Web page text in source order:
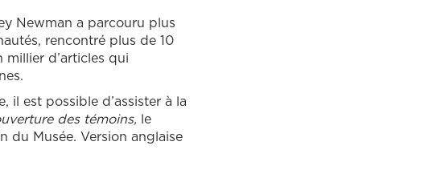
Newman a parcouru plus
rencontré plus de 10
d’articles qui
il est possible d’assister à la
des témoins, le
du Musée. Version anglaise